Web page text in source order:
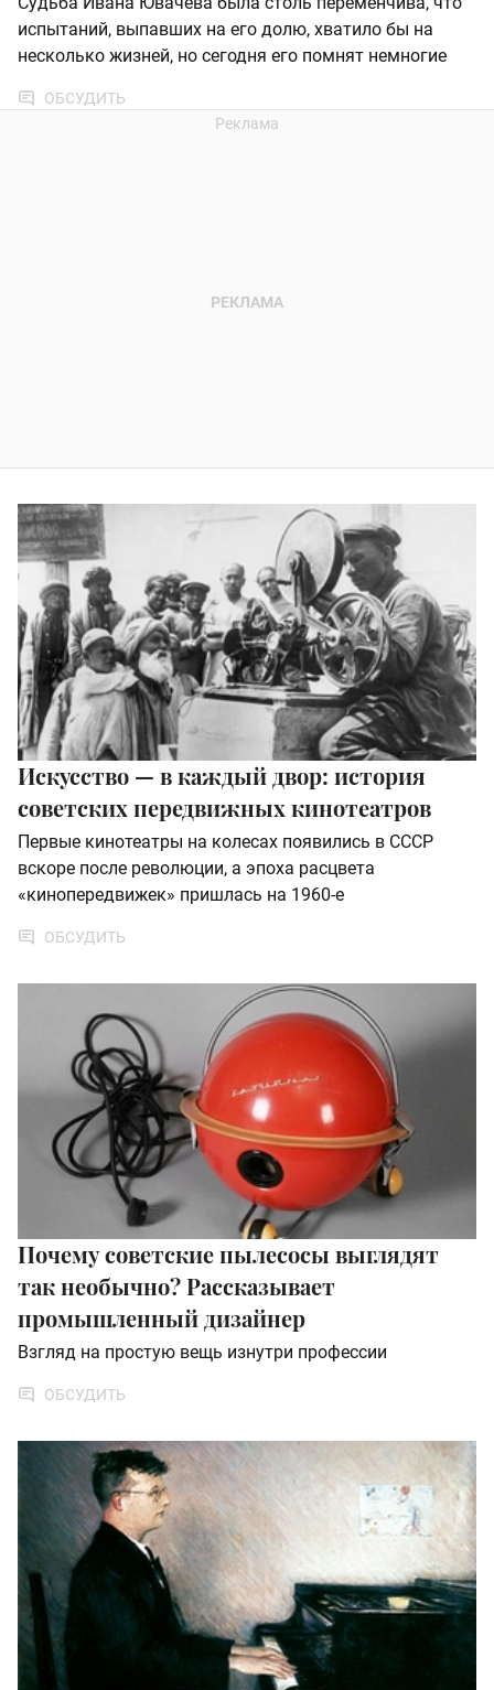
испытаний, выпавших на его долю, хватило бы на
несколько жизней, но сегодня его помнят немногие
ОБСУДИТЬ
Искусство — в каждый двор: история
советских передвижных кинотеатров
Первые кинотеатры на колесах появились в СССР
вскоре после революции, а эпоха расцвета
«кинопередвижек» пришлась на 1960-е
ОБСУДИТЬ
Почему советские пылесосы выглядят
так необычно? Рассказывает
промышленный дизайнер
Взгляд на простую вещь изнутри профессии
ОБСУДИТЬ